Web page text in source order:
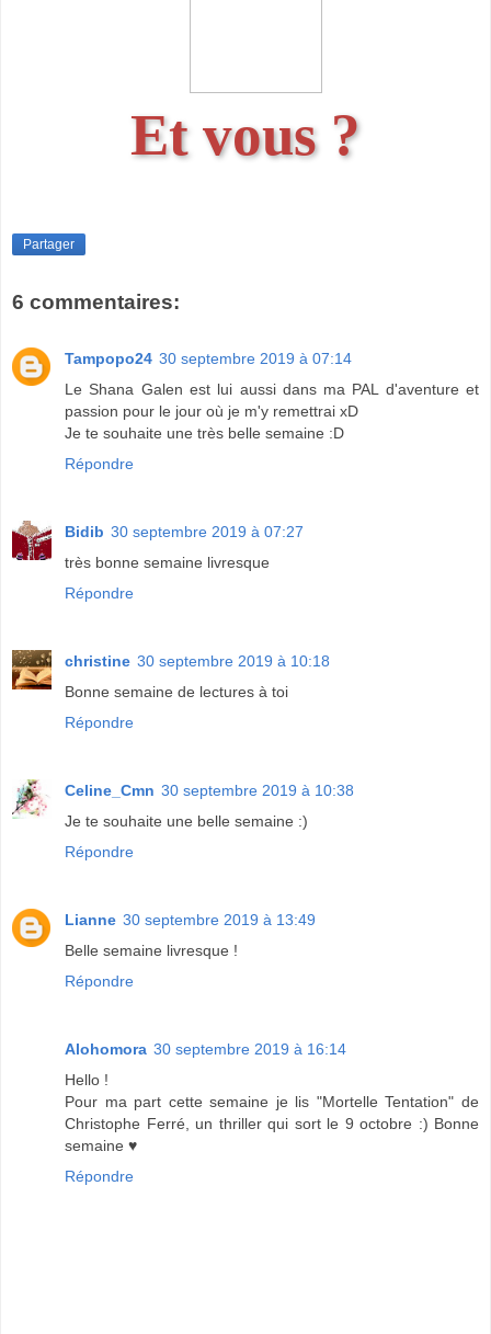
Et vous ?
Partager
6 commentaires:
Tampopo24 30 septembre 2019 à 07:14
Le Shana Galen est lui aussi dans ma PAL d'aventure et
passion pour le jour où je m'y remettrai xD
Je te souhaite une très belle semaine :D
Répondre
Bidib 30 septembre 2019 à 07:27
très bonne semaine livresque
Répondre
christine 30 septembre 2019 à 10:18
Bonne semaine de lectures à toi
Répondre
Celine_Cmn 30 septembre 2019 à 10:38
Je te souhaite une belle semaine :)
Répondre
Lianne 30 septembre 2019 à 13:49
Belle semaine livresque !
Répondre
Alohomora 30 septembre 2019 à 16:14
Hello !
Pour ma part cette semaine je lis "Mortelle Tentation" de
Christophe Ferré, un thriller qui sort le 9 octobre :) Bonne
semaine ♥
Répondre